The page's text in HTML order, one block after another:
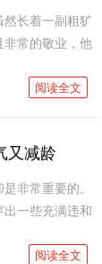
长着一副粗犷
常的敬业，他
阅读全文
又减龄
非常重要的。
一些充满违和
阅读全文